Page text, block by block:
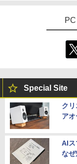
Special Site
ク
ア
AIス
なぜ